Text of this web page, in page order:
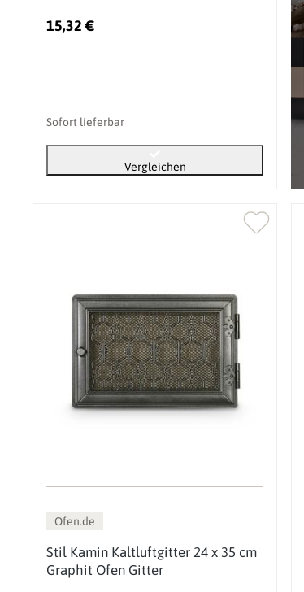
15,32 €
Sofort lieferbar
Vergleichen
Ofen.de
Stil Kamin Kaltluftgitter 24 x 35 cm
Graphit Ofen Gitter